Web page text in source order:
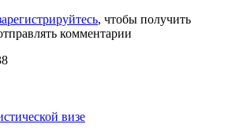
, чтобы получить
комментарии
визе